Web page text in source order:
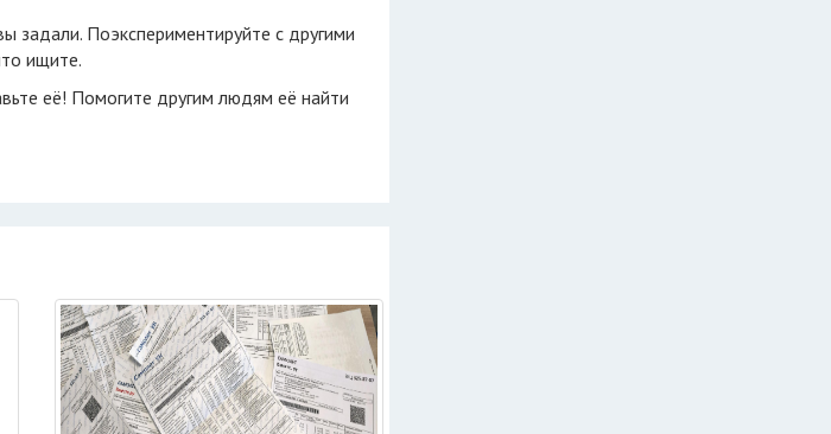
задали. Поэкспериментируйте с другими
ищите.
её! Помогите другим людям её найти